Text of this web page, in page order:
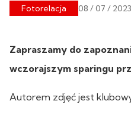
Fotorelacja 08 / 07 / 2023
Zapraszamy do
wczorajszym sparingu
Autorem zdjęć jest